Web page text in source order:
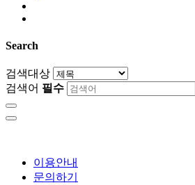
Search
검색대상
검색어 필수
이용안내
문의하기